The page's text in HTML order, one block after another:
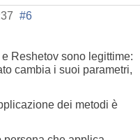
#6
Reshetov sono legittime:
cambia i suoi parametri,
dei metodi è